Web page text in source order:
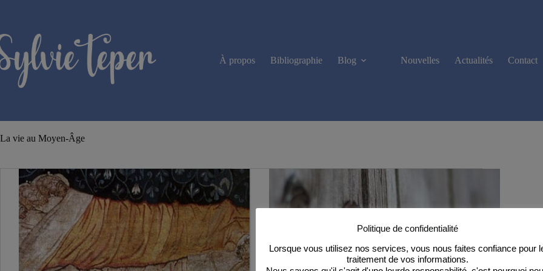
À propos Bibliographie Blog Nouvelles Actualités Contact
La vie au Moyen-Âge
Politique de confidentialité
Lorsque vous utilisez nos services, vous nous faites confiance pour
traitement de vos informations.